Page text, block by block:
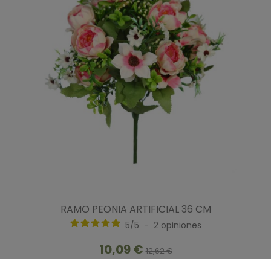
RAMO PEONIA ARTIFICIAL 36 CM
5/5 - 2 opiniones
10,09 €12,62 €